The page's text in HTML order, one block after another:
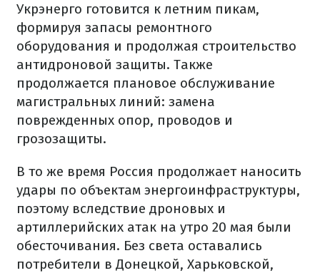
Укрэнерго готовится к летним пикам,
формируя запасы ремонтного
оборудования и продолжая строительство
антидроновой защиты. Также
продолжается плановое обслуживание
магистральных линий: замена
поврежденных опор, проводов и
грозозащиты.
В то же время Россия продолжает наносить
удары по объектам энергоинфраструктуры,
поэтому вследствие дроновых и
артиллерийских атак на утро 20 мая были
обесточивания. Без света оставались
потребители в Донецкой, Харьковской,